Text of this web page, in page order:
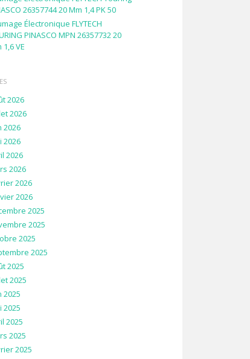
26357744 20 Mm 1,4 PK 50
Électronique FLYTECH
PINASCO MPN 26357732 20
1,6 VE
2026
2026
2026
2026
2026
2026
2026
2026
2025
2025
2025
2025
2025
2025
2025
2025
2025
2025
2025